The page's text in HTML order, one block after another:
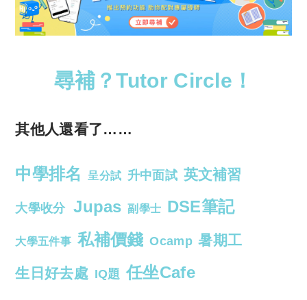
尋補？Tutor Circle！
其他人還看了……
中學排名 呈分試 升中面試 英文補習
大學收分 Jupas 副學士 DSE筆記
大學五件事 私補價錢 Ocamp 暑期工
生日好去處 IQ題 任坐Cafe